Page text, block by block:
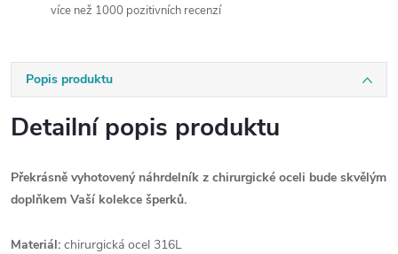
více než 1000 pozitivních recenzí
Popis produktu
Detailní popis produktu
Překrásně vyhotovený náhrdelník z chirurgické oceli bude skvělým
doplňkem Vaší kolekce šperků.
Materiál: chirurgická ocel 316L